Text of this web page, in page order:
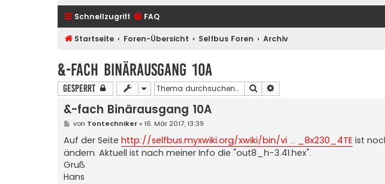
Schnellzugriff FAQ
Startseite Foren-Übersicht Selfbus Foren Archiv
&-fach Binärausgang 10A
Gesperrt Suche
&-fach Binärausgang 10A
B
i
t
r
a
g
von Tontechniker» 16. Mär 2017, 13:39
Auf der Seite http://selfbus.myxwiki.org/xwiki/bin/vi ... _8x230_4TE ist
ändern. Aktuell ist nach meiner Info die "out8_h-3.41.hex".
Gruß
Hans